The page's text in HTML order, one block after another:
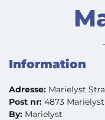
Information
Adresse: Marielyst
Post nr: 4873 Marielyst
By: Marielyst